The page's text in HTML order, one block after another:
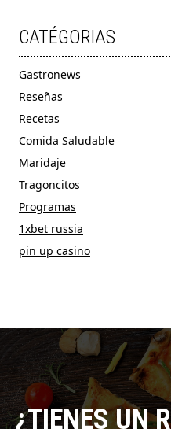
CATÉGORIAS
Gastronews
Reseñas
Recetas
Comida Saludable
Maridaje
Tragoncitos
Programas
1xbet russia
pin up casino
¿TIENES UN